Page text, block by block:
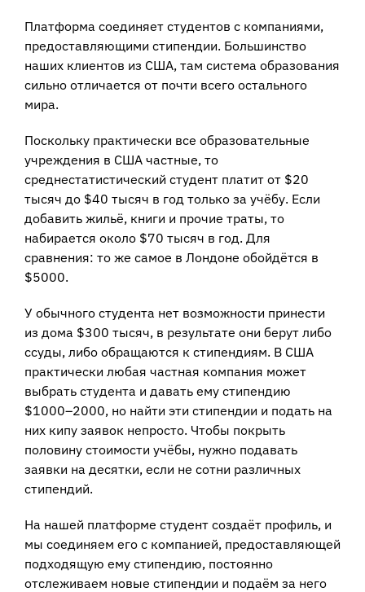
Платформа соединяет студентов с компаниями,
предоставляющими стипендии. Большинство
наших клиентов из США, там система образования
сильно отличается от почти всего остального
мира.
Поскольку практически все образовательные
учреждения в США частные, то
среднестатистический студент платит от $20
тысяч до $40 тысяч в год только за учёбу. Если
добавить жильё, книги и прочие траты, то
набирается около $70 тысяч в год. Для
сравнения: то же самое в Лондоне обойдётся в
$5000.
У обычного студента нет возможности принести
из дома $300 тысяч, в результате они берут либо
ссуды, либо обращаются к стипендиям. В США
практически любая частная компания может
выбрать студента и давать ему стипендию
$1000–2000, но найти эти стипендии и подать на
них кипу заявок непросто. Чтобы покрыть
половину стоимости учёбы, нужно подавать
заявки на десятки, если не сотни различных
стипендий.
На нашей платформе студент создаёт профиль, и
мы соединяем его с компанией, предоставляющей
подходящую ему стипендию, постоянно
отслеживаем новые стипендии и подаём за него